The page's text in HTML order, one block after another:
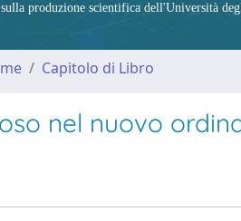
produzione scientifica dell'Università
Capitolo di Libro
nel nuovo